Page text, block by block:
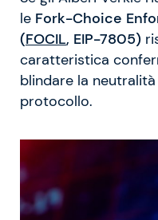
le Fork-Choice
(FOCIL, EIP-7805)
caratteristica
blindare la
protocollo.